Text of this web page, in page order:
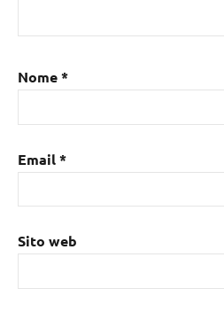
Nome*
Email*
Sito web